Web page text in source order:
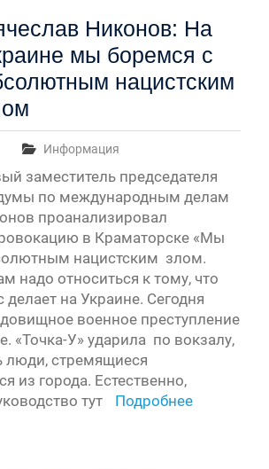
в программе «Большая игра» —
27.07.2026. Часть 1-2
лиц, прошедших
испытания в МГУ имени
в 2026 году по каждому
в программе «Большая игра» —
24.07.2026. Часть 1-2
в программе «Большая игра» —
06.08.2026. Часть 1-3
Никонов: На
мы боремся с
нацистским
Информация
заместитель председателя
по международным делам
проанализировал
в Краматорске «Мы
нацистским злом.
надо относиться к тому, что
делает на Украине. Сегодня
военное преступление
«Точка-У» ударила по вокзалу,
люди, стремящиеся
из города. Естественно,
тут
Подробнее